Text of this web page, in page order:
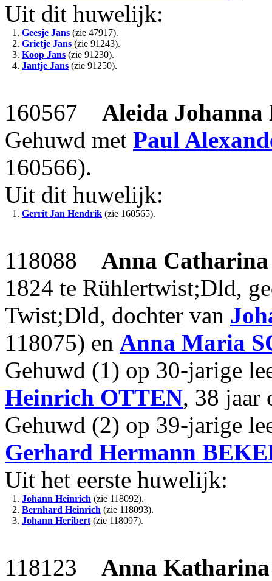
Uit dit huwelijk:
1. Geesje Jans (zie 47917).
2. Grietje Jans (zie 91243).
3. Koop Jans (zie 91230).
4. Jantje Jans (zie 91250).
160567 Aleida Johanna
Gehuwd met Paul
160566).
Uit dit huwelijk:
1. Gerrit Jan Hendrik (zie 160565).
118088 Anna Catharina
1824 te Rühlertwist;Dld,
Twist;Dld, dochter van
118075) en Anna Maria
Gehuwd (1) op 30-jarige
Heinrich OTTEN, 38 jaar
Gehuwd (2) op 39-jarige
Gerhard Hermann
Uit het eerste huwelijk:
1. Johann Heinrich (zie 118092).
2. Bernhard Heinrich (zie 118093).
3. Johann Heribert (zie 118097).
118123 Anna Katharina